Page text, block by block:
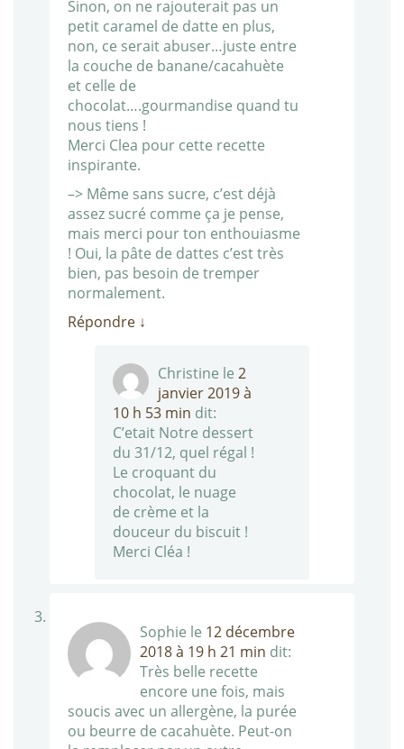
Sinon, on ne rajouterait pas un
petit caramel de datte en plus,
non, ce serait abuser…juste entre
la couche de banane/cacahuète
et celle de
chocolat….gourmandise quand tu
nous tiens !
Merci Clea pour cette recette
inspirante.
–> Même sans sucre, c’est déjà
assez sucré comme ça je pense,
mais merci pour ton enthouiasme
! Oui, la pâte de dattes c’est très
bien, pas besoin de tremper
normalement.
Répondre ↓
Christine le 2
janvier 2019 à
10 h 53 min dit:
C’etait Notre dessert
du 31/12, quel régal !
Le croquant du
chocolat, le nuage
de crème et la
douceur du biscuit !
Merci Cléa !
Sophie le 12 décembre
2018 à 19 h 21 min dit:
Très belle recette
encore une fois, mais
soucis avec un allergène, la purée
ou beurre de cacahuète. Peut-on